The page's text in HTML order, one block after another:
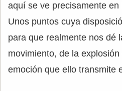
aquí se ve precisamente
Unos puntos cuya
para que realmente nos dé
movimiento, de la
emoción que ello transmite